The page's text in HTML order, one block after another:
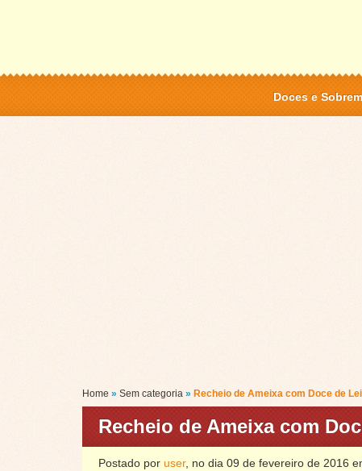
Doces e
Home » Sem categoria » Recheio de Ameixa com Doce de
Recheio de Ameixa com
Postado por user, no dia 09 de fevereiro de 2016